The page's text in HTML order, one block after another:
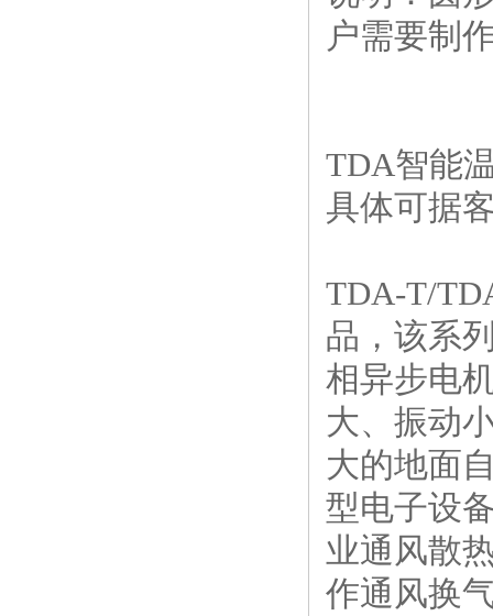
户需要制
TDA智能
具体可据
TDA-T/
品，该系
相异步电
大、振动
大的地面
型电子设
业通风散
作通风换